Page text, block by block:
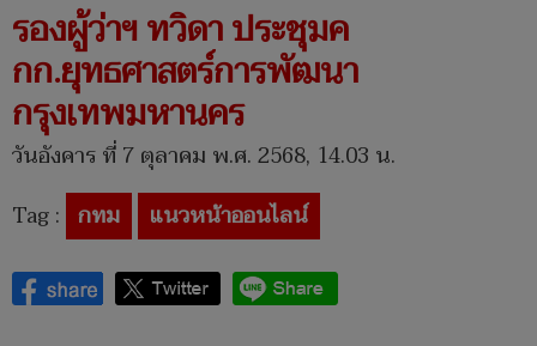
รองผู้ว่าฯ ทวิดา ประชุมค
กก.ยุทธศาสตร์การพัฒนา
กรุงเทพมหานคร
วันอังคาร ที่ 7 ตุลาคม พ.ศ. 2568, 14.03 น.
Tag : กทม แนวหน้าออนไลน์